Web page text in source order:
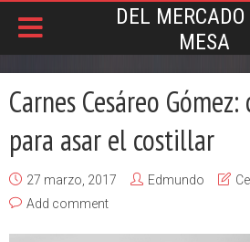
DEL
MESA
Carnes Cesáreo
para asar el costillar
27 marzo, 2017 Edmundo
Add comment